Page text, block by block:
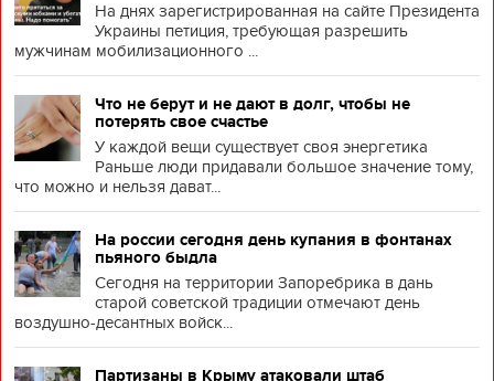
На днях зарегистрированная на сайте Президента
Украины петиция, требующая разрешить
мужчинам мобилизационного ...
Что не берут и не дают в долг, чтобы не
потерять свое счастье
У каждой вещи существует своя энергетика
Раньше люди придавали большое значение тому,
что можно и нельзя дават...
На россии сегодня день купания в фонтанах
пьяного быдла
Сегодня на территории Запоребрика в дань
старой советской традиции отмечают день
воздушно-десантных войск...
Партизаны в Крыму атаковали штаб